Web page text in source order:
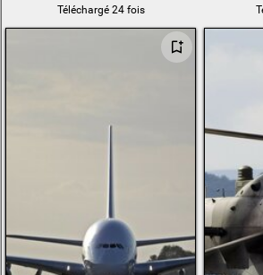
Téléchargé 24 fois